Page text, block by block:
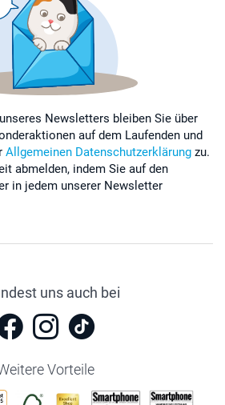
Newsletters bleiben Sie über
auf dem Laufenden und
Allgemeinen Datenschutzerklärung zu.
abmelden, indem Sie auf den
in jedem unserer Newsletter
uns auch bei
Vorteile